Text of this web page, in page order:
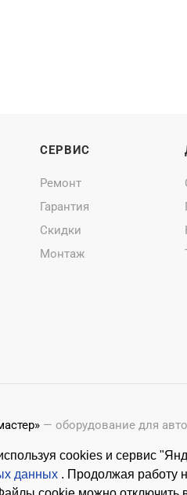
cookies и сервис
данных . Продолжая работу
СЕРВИС
Ремонт
Гарантия
Скидки
Монтаж
— оборудование для
с этого сайта возможно